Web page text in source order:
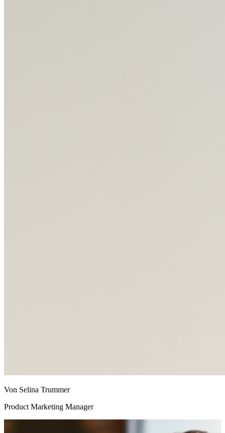
Von Selina Trummer
Product Marketing Manager